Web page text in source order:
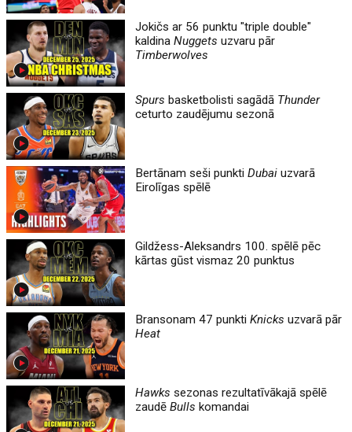
Jokičs ar 56 punktu "triple double"
kaldinaNuggets uzvaru pār
Timberwolves
Spurs basketbolisti sagādā Thunder
ceturto zaudējumu sezonā
Bertānam seši punktiDubai uzvarā
Eirolīgas spēlē
Gildžess-Aleksandrs 100. spēlē pēc
kārtas gūst vismaz 20 punktus
Bransonam 47 punktiKnicks uzvarā pār
Heat
Hawks sezonas rezultatīvākajā spēlē
zaudēBulls komandai